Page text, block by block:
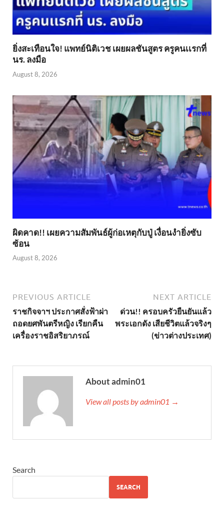
ยิ่งสะเทือนใจ! แพทย์นิติเวช เผยผลชันสูตร ครูคนเเรกที่
นร. ลงมือ
August 8, 2026
ผิดคาด!! เผยความสัมพันธ์ผู้ก่อเหตุกับปู่ เงื่อนงำยิ่งซับ
ซ้อน
August 8, 2026
PREVIOUS ARTICLE
ราชกิจจาฯ ประกาศสั่งฟ้าผ่า
ถอดยศพันตรีหญิง เรียกคืน
เครื่องราชอิสริยาภรณ์
NEXT ARTICLE
ด่วน!! ครอบครัวยืนยันแล้ว
พระเอกดัง เสียชีวิตแล้วจริงๆ
(ข่าวต่างประเทศ)
About admin01
View all posts by admin01 →
Search
SEARCH